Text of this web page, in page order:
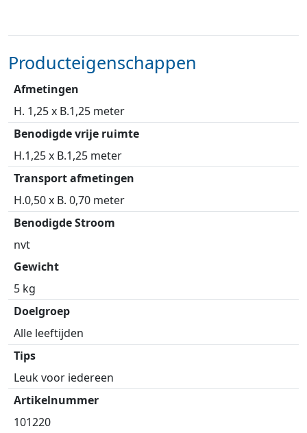
Producteigenschappen
Afmetingen
H. 1,25 x B.1,25 meter
Benodigde vrije ruimte
H.1,25 x B.1,25 meter
Transport afmetingen
H.0,50 x B. 0,70 meter
Benodigde Stroom
nvt
Gewicht
5 kg
Doelgroep
Alle leeftijden
Tips
Leuk voor iedereen
Artikelnummer
101220